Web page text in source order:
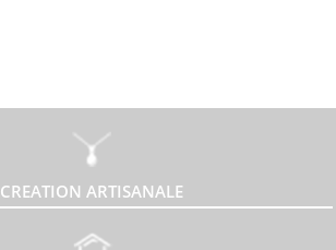
CREATION ARTISANALE